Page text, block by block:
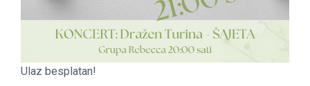
Ulaz besplatan!